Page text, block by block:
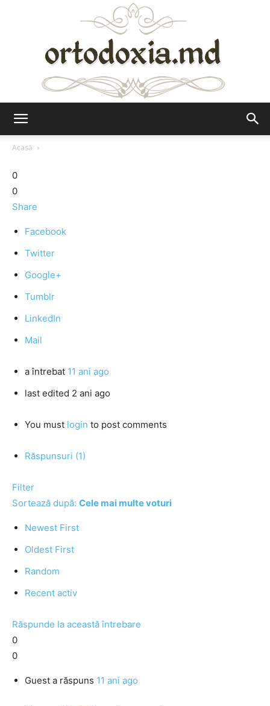
Acasă
0
0
Share
Facebook
Twitter
Google+
Tumblr
LinkedIn
Mail
a întrebat 11 ani ago
last edited 2 ani ago
You must login to post comments
Răspunsuri (1)
Filter
Sortează după: Cele mai multe voturi
Newest First
Oldest First
Random
Recent activ
Răspunde la această întrebare
0
0
Guest a răspuns 11 ani ago